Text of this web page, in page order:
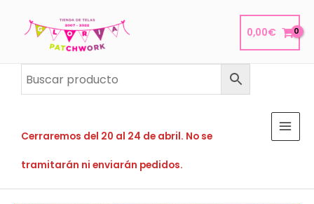
0,00€
Cerraremos del 20 al 24 de abril. No se
tramitarán ni enviarán pedidos.